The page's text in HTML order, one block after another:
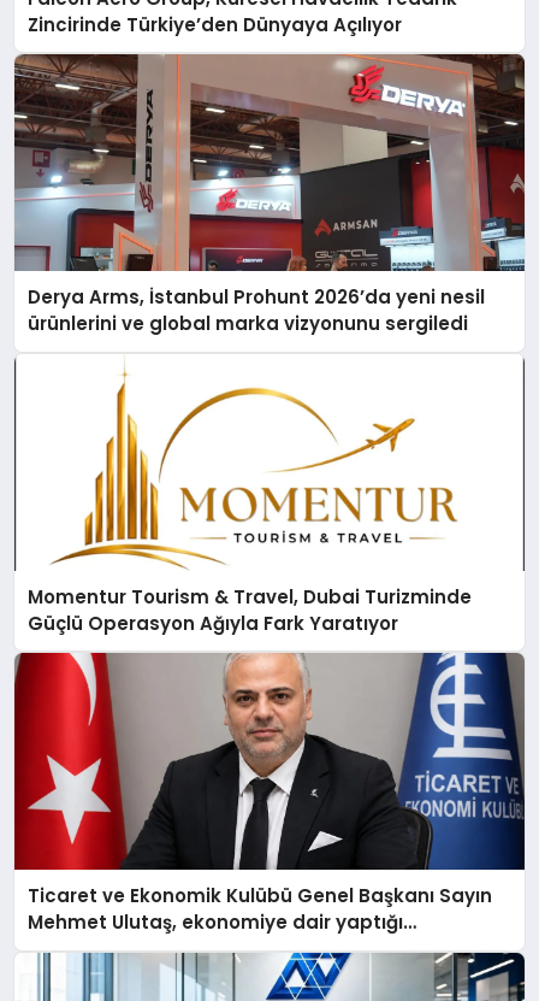
Zincirinde Türkiye’den Dünyaya Açılıyor
Derya Arms, İstanbul Prohunt 2026’da yeni nesil
ürünlerini ve global marka vizyonunu sergiledi
Momentur Tourism & Travel, Dubai Turizminde
Güçlü Operasyon Ağıyla Fark Yaratıyor
Ticaret ve Ekonomik Kulübü Genel Başkanı Sayın
Mehmet Ulutaş, ekonomiye dair yaptığı
açıklamada şunları kaydetti: